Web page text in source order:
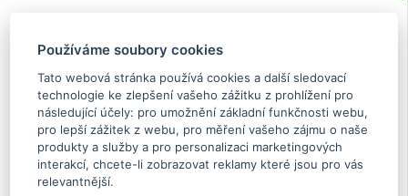
Používáme soubory cookies
Tato webová stránka používá cookies a další sledovací
technologie ke zlepšení vašeho zážitku z prohlížení pro
následující účely: pro umožnění základní funkčnosti webu,
pro lepší zážitek z webu, pro měření vašeho zájmu o naše
produkty a služby a pro personalizaci marketingových
interakcí,chcete-li zobrazovat reklamy které jsou pro vás
relevantnější.
Přední brzdové desky Performance Friction Impreza
STI 2001-2017, EVO 5/6/7/8/9/10